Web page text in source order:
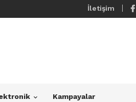
İletişim
Kampayalar